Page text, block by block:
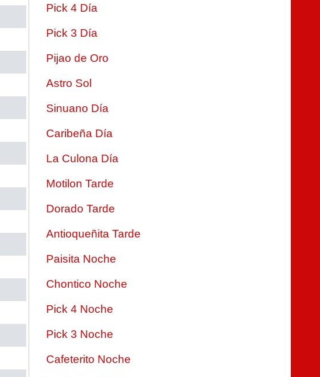
Pick 4 Día
Pick 3 Día
Pijao de Oro
Astro Sol
Sinuano Día
Caribeña Día
La Culona Día
Motilon Tarde
Dorado Tarde
Antioqueñita Tarde
Paisita Noche
Chontico Noche
Pick 4 Noche
Pick 3 Noche
Cafeterito Noche